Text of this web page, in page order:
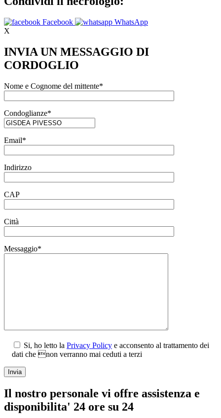
Facebook
WhatsApp
X
INVIA UN MESSAGGIO DI
CORDOGLIO
Nome e Cognome del mittente*
Condoglianze*
Email*
Indirizzo
CAP
Città
Messaggio*
Si, ho letto la Privacy Policy e acconsento al trattamento dei
dati che non verranno mai ceduti a terzi
Il nostro personale vi offre assistenza e
disponibilita' 24 ore su 24